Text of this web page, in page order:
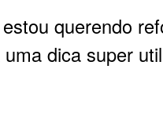
querendo
dica super